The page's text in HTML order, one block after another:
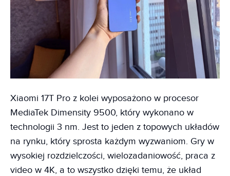
Xiaomi 17T Pro z kolei wyposażono w procesor
MediaTek Dimensity 9500, który wykonano w
technologii 3 nm. Jest to jeden z topowych układów
na rynku, który sprosta każdym wyzwaniom. Gry w
wysokiej rozdzielczości, wielozadaniowość, praca z
video w 4K, a to wszystko dzięki temu, że układ